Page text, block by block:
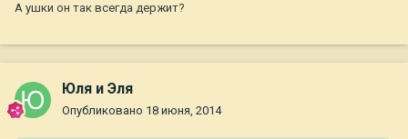
А ушки он так всегда держит?
Юля и Эля
Опубликовано 18 июня, 2014